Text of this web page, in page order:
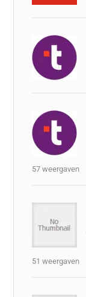
57 weergaven
51 weergaven